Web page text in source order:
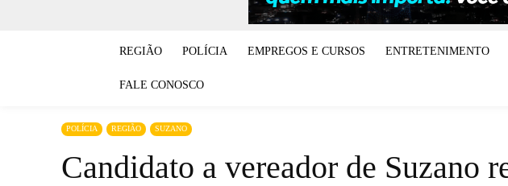
REGIÃO POLÍCIA EMPREGOS E CURSOS ENTRETENIMENTO
FALE CONOSCO
POLÍCIA REGIÃO SUZANO
Candidato a vereador de Suzano